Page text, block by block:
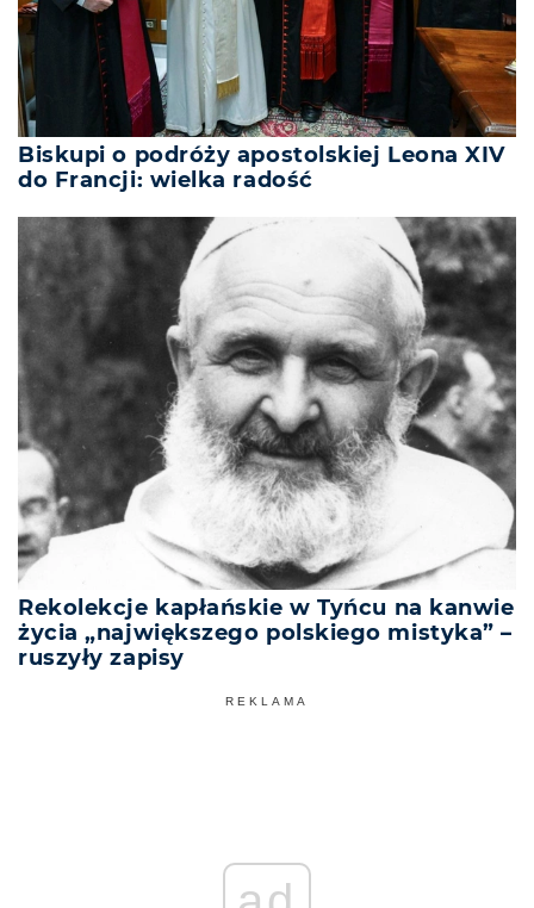
Biskupi o podróży apostolskiej Leona XIV
do Francji: wielka radość
Rekolekcje kapłańskie w Tyńcu na kanwie
życia „największego polskiego mistyka” –
ruszyły zapisy
REKLAMA